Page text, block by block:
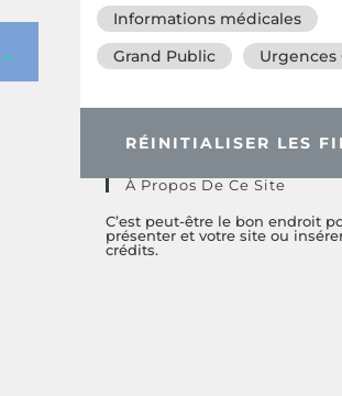
Informations médicales
Grand Public
Urgences
RÉINITIALISER LES
À Propos De Ce Site
C’est peut-être le bon endroit
présenter et votre site ou
crédits.